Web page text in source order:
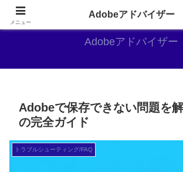
Adobe好きのAdobe推しブログ
Adobeアドバイザー
Adobeで保存できない問題を
の完全ガイド
トラブルシューティング/FAQ
メニュー
Adobeアドバイザー